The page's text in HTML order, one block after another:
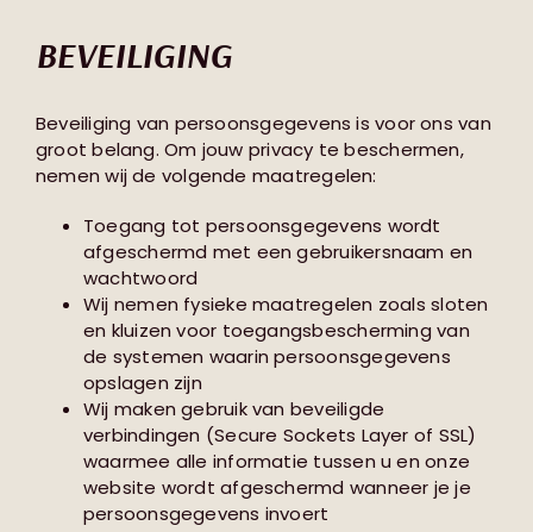
BEVEILIGING
Beveiliging van persoonsgegevens is voor ons van
groot belang. Om jouw privacy te beschermen,
nemen wij de volgende maatregelen:
Toegang tot persoonsgegevens wordt
afgeschermd met een gebruikersnaam en
wachtwoord
Wij nemen fysieke maatregelen zoals sloten
en kluizen voor toegangsbescherming van
de systemen waarin persoonsgegevens
opslagen zijn
Wij maken gebruik van beveiligde
verbindingen (Secure Sockets Layer of SSL)
waarmee alle informatie tussen u en onze
website wordt afgeschermd wanneer je je
persoonsgegevens invoert